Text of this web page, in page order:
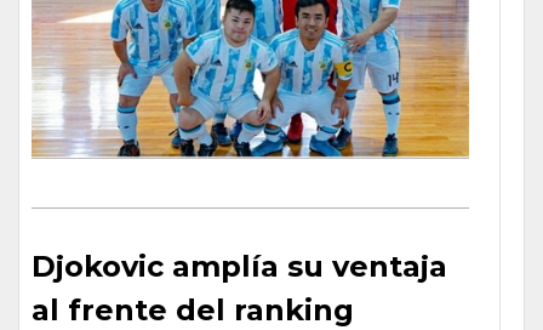
Djokovic amplía su ventaja
al frente del ranking